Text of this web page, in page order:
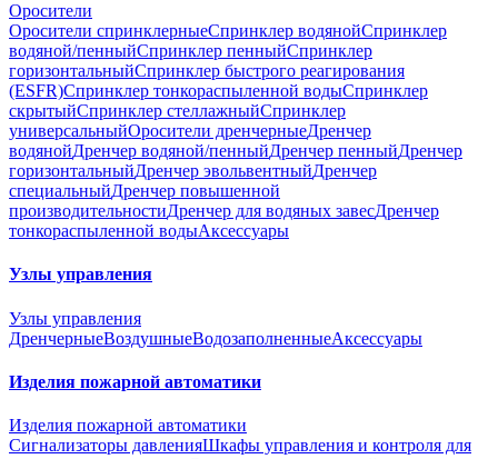
Оросители
Оросители спринклерныеСпринклер водянойСпринклер
водяной/пенныйСпринклер пенныйСпринклер
горизонтальныйСпринклер быстрого реагирования
(ESFR)Спринклер тонкораспыленной водыСпринклер
скрытыйСпринклер стеллажныйСпринклер
универсальныйОросители дренчерныеДренчер
водянойДренчер водяной/пенныйДренчер пенныйДренчер
горизонтальныйДренчер эвольвентныйДренчер
специальныйДренчер повышенной
производительностиДренчер для водяных завесДренчер
тонкораспыленной водыАксессуары
Узлы управления
Узлы управления
ДренчерныеВоздушныеВодозаполненныеАксессуары
Изделия пожарной автоматики
Изделия пожарной автоматики
Сигнализаторы давленияШкафы управления и контроля для